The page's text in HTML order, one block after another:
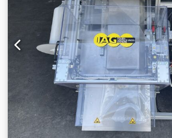
armario transformador móvil
digital con controles documentación
adaptado a las necesidades del cliente